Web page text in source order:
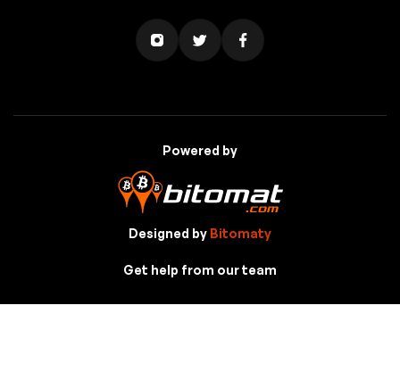
Powered by
Designed by Bitomaty
Get help from our team